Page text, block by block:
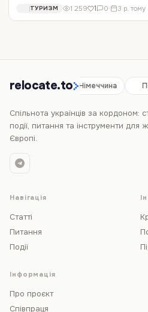
ТУРИЗМ 1 259 1 0· 3 р. тому
relocate.to
Іспанія Німеччина
Спільнота українців за кордоном:
події, питання та інструменти для
Європі.
Навігація
Статті
Питання
Події
Інформація
Про проєкт
Співпраця